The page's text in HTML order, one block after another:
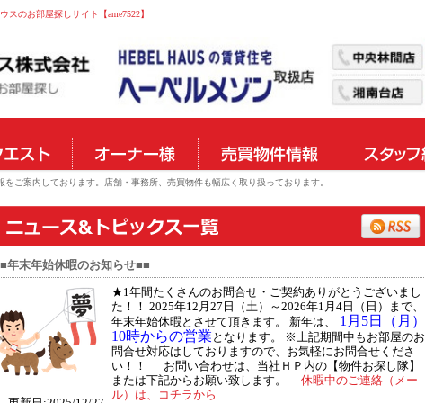
のお部屋探しサイト【ame7522】
をご案内しております。店舗・事務所、売買物件も幅広く取り扱っております。
年末年始休暇のお知らせ■■
★1年間たくさんのお問合せ・ご契約ありがとうございまし
た！！ 2025年12月27日（土）～2026年1月4日（日）まで、
年末年始休暇とさせて頂きます。 新年は、
1月5日（月）
10時からの営業 となります。 ※上記期間中もお部屋のお
問合せ対応はしておりますので、お気軽にお問合せくださ
い！！ お問い合わせは、当社ＨＰ内の【物件お探し隊】
または下記からお願い致します。 休暇中のご連絡（メー
ル）は、コチラから